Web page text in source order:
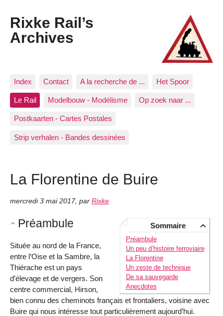
Rixke Rail’s
Archives
Index Contact A la recherche de ... Het Spoor
Le Rail Modelbouw - Modélisme Op zoek naar ...
Postkaarten - Cartes Postales
Strip verhalen - Bandes dessinées
La Florentine de Buire
mercredi 3 mai 2017, par Rixke
Sommaire
Préambule
Un peu d’histoire ferroviaire
La Florentine
Un zeste de technique
De sa sauvegarde
Anecdotes
Préambule
Située au nord de la France,
entre l’Oise et la Sambre, la
Thiérache est un pays
d’élevage et de vergers. Son
centre commercial, Hirson,
bien connu des cheminots français et frontaliers, voisine avec
Buire qui nous intéresse tout particulièrement aujourd’hui.